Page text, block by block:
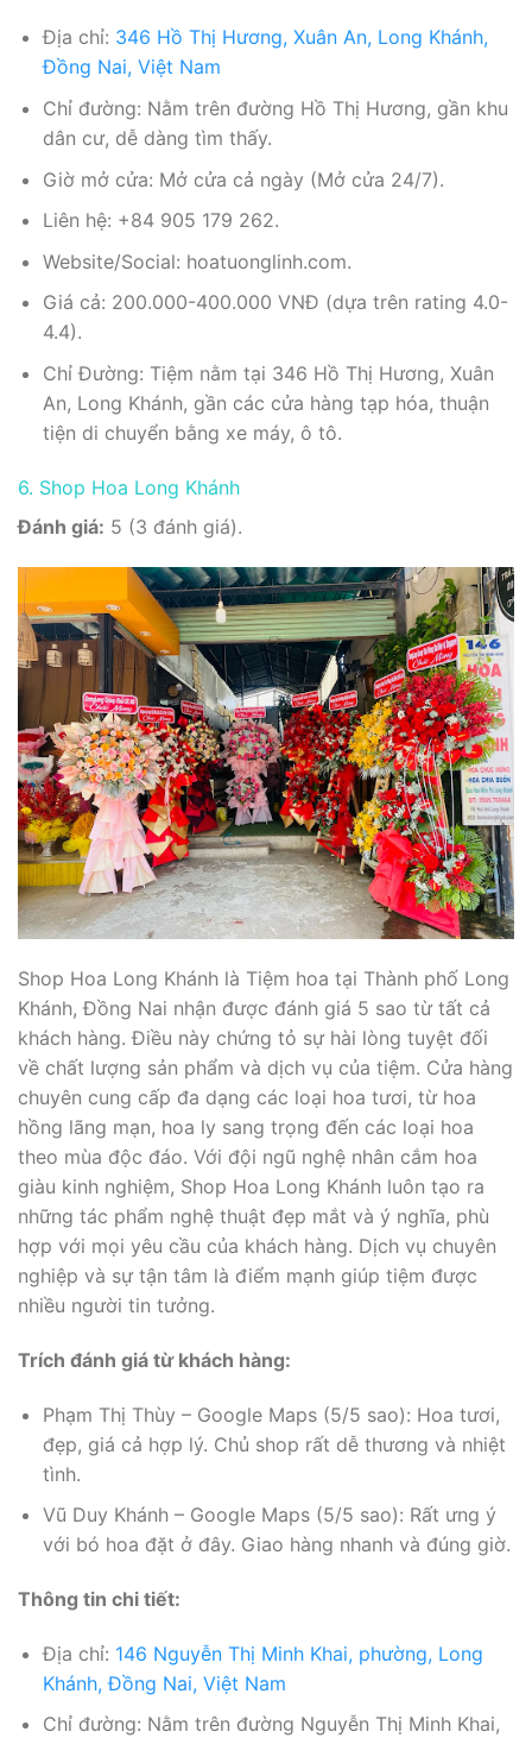
Địa chỉ: 346 Hồ Thị Hương, Xuân An, Long Khánh,
Đồng Nai, Việt Nam
Chỉ đường: Nằm trên đường Hồ Thị Hương, gần khu
dân cư, dễ dàng tìm thấy.
Giờ mở cửa: Mở cửa cả ngày (Mở cửa 24/7).
Liên hệ: +84 905 179 262.
Website/Social: hoatuonglinh.com.
Giá cả: 200.000-400.000 VNĐ (dựa trên rating 4.0-
4.4).
Chỉ Đường: Tiệm nằm tại 346 Hồ Thị Hương, Xuân
An, Long Khánh, gần các cửa hàng tạp hóa, thuận
tiện di chuyển bằng xe máy, ô tô.
6. Shop Hoa Long Khánh
Đánh giá: 5 (3 đánh giá).
Shop Hoa Long Khánh là Tiệm hoa tại Thành phố Long
Khánh, Đồng Nai nhận được đánh giá 5 sao từ tất cả
khách hàng. Điều này chứng tỏ sự hài lòng tuyệt đối
về chất lượng sản phẩm và dịch vụ của tiệm. Cửa hàng
chuyên cung cấp đa dạng các loại hoa tươi, từ hoa
hồng lãng mạn, hoa ly sang trọng đến các loại hoa
theo mùa độc đáo. Với đội ngũ nghệ nhân cắm hoa
giàu kinh nghiệm, Shop Hoa Long Khánh luôn tạo ra
những tác phẩm nghệ thuật đẹp mắt và ý nghĩa, phù
hợp với mọi yêu cầu của khách hàng. Dịch vụ chuyên
nghiệp và sự tận tâm là điểm mạnh giúp tiệm được
nhiều người tin tưởng.
Trích đánh giá từ khách hàng:
Phạm Thị Thùy – Google Maps (5/5 sao): Hoa tươi,
đẹp, giá cả hợp lý. Chủ shop rất dễ thương và nhiệt
tình.
Vũ Duy Khánh – Google Maps (5/5 sao): Rất ưng ý
với bó hoa đặt ở đây. Giao hàng nhanh và đúng giờ.
Thông tin chi tiết:
Địa chỉ: 146 Nguyễn Thị Minh Khai, phường, Long
Khánh, Đồng Nai, Việt Nam
Chỉ đường: Nằm trên đường Nguyễn Thị Minh Khai,